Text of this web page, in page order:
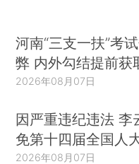
河南“三支一扶”考
弊 内外勾结提前获
2026年08月07日
因严重违纪违法 李
免第十四届全国人
2026年08月07日